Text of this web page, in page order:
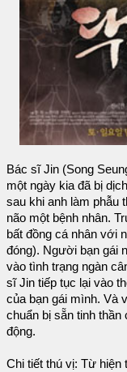
Bác sĩ Jin (Song
một ngày kia đã bị
sau khi anh làm phẫu
não một bệnh nhân.
bất đồng cá nhân với
đóng). Người bạn gái
vào tình trạng ngàn
sĩ Jin tiếp tục lại vào
của bạn gái mình. Và
chuẩn bị sẵn tinh
động.
Chi tiết thú vị: Từ hiện